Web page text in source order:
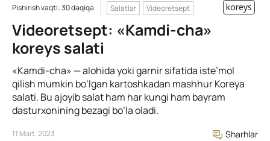
Pishirish vaqti: 30 daqiqa Salatlar Videoretsept koreys
Videoretsept: «Kamdi-cha»
koreys salati
«Kamdi-cha» — alohida yoki garnir sifatida iste’mol
qilish mumkin bo’lgan kartoshkadan mashhur Koreya
salati. Bu ajoyib salat ham har kungi ham bayram
dasturxonining bezagi bo’la oladi.
11 Mart, 2023 Sharhlar